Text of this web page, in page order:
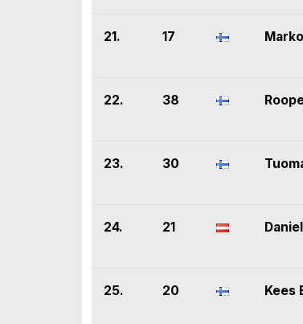
21. 17
22. 38
23. 30
24. 21
25. 20 Kees